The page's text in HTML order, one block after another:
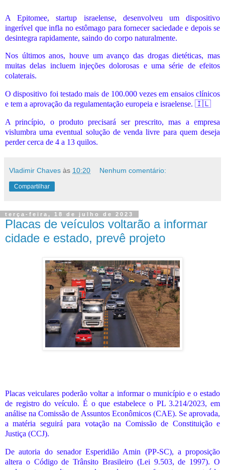
A Epitomee, startup israelense, desenvolveu um dispositivo
ingerível que infla no estômago para fornecer saciedade e depois se
desintegra rapidamente, saindo do corpo naturalmente.
Nos últimos anos, houve um avanço das drogas dietéticas, mas
muitas delas incluem injeções dolorosas e uma série de efeitos
colaterais.
O dispositivo foi testado mais de 100.000 vezes em ensaios clínicos
e tem a aprovação da regulamentação europeia e israelense. 🇮🇱
A princípio, o produto precisará ser prescrito, mas a empresa
vislumbra uma eventual solução de venda livre para quem deseja
perder cerca de 4 a 13 quilos.
Vladimir Chaves às 10:20 Nenhum comentário:
Compartilhar
terça-feira, 18 de julho de 2023
Placas de veículos voltarão a informar
cidade e estado, prevê projeto
Placas veiculares poderão voltar a informar o município e o estado
de registro do veículo. É o que estabelece o PL 3.214/2023, em
análise na Comissão de Assuntos Econômicos (CAE). Se aprovada,
a matéria seguirá para votação na Comissão de Constituição e
Justiça (CCJ).
De autoria do senador Esperidião Amin (PP-SC), a proposição
altera o Código de Trânsito Brasileiro (Lei 9.503, de 1997). O